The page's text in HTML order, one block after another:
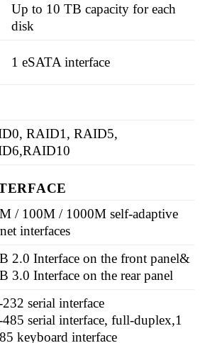
Up to 10 TB capacity for each
disk
1 eSATA interface
RAID1, RAID5,
/ 100M / 1000M self-adaptive
interfaces
2.0 Interface on the front panel&
3.0 Interface on the rear panel
serial interface
serial interface, full-duplex,1
keyboard interface